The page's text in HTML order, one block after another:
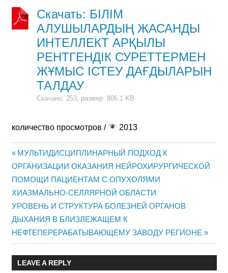
Скачать: БІЛІМ
АЛУШЫЛАРДЫҢ ЖАСАНДЫ
ИНТЕЛЛЕКТ АРҚЫЛЫ
РЕНТГЕНДІК СУРЕТТЕРМЕН
ЖҰМЫС ІСТЕУ ДАҒДЫЛАРЫН
ТАЛДАУ
Скачано: 253, размер: 806.1 KB
количество просмотров / 2013
Жазба
навигациясы
Previous
Post:
МУЛЬТИДИСЦИПЛИНАРНЫЙ ПОДХОД К
ОРГАНИЗАЦИИ ОКАЗАНИЯ НЕЙРОХИРУРГИЧЕСКОЙ
ПОМОЩИ ПАЦИЕНТАМ С ОПУХОЛЯМИ
ХИАЗМАЛЬНО-СЕЛЛЯРНОЙ ОБЛАСТИ
Next
Post:
УРОВЕНЬ И СТРУКТУРА БОЛЕЗНЕЙ ОРГАНОВ
ДЫХАНИЯ В БЛИЗЛЕЖАЩЕМ К
НЕФТЕПЕРЕРАБАТЫВАЮЩЕМУ ЗАВОДУ РЕГИОНЕ
LEAVE A REPLY